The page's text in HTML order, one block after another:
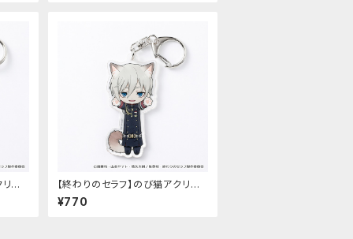
ル
【終わりのセラフ】のび猫アクリル
キーホルダー（柊深夜）
¥770